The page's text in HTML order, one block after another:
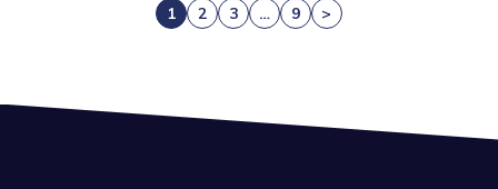
1 2 3 … 9 >